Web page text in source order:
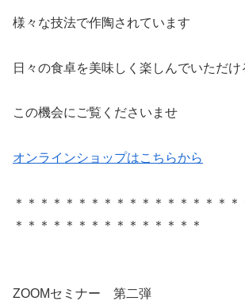
様々な技法で作陶されています
日々の食卓を美味しく楽しんでいただけ
この機会にご覧くださいませ
オンラインショップはこちらから
＊＊＊＊＊＊＊＊＊＊＊＊＊＊＊＊＊＊
＊＊＊＊＊＊＊＊＊＊＊＊＊＊＊
ZOOMセミナー 第二弾